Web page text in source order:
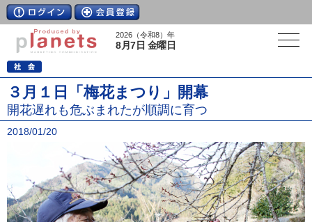
2026（令和8）年
8月7日 金曜日
３月１日「梅花まつり」開幕
開花遅れも危ぶまれたが順調に育つ
2018/01/20